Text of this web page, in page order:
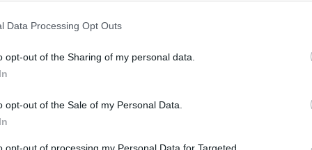
Data Processing Opt Outs
opt-out of the Sharing of my personal data.
opt-out of the Sale of my Personal Data.
opt-out of processing my Personal Data for Targeted
00:00:41
reginys: užfiksavo
Pasaulis
Septintoji „SpaceX“ misija į
Žinios